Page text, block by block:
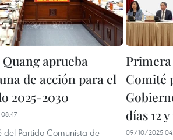
aprueba
de acción para el
2025-2030
del Partido Comunista de
Comité
días 12
09/10/2025